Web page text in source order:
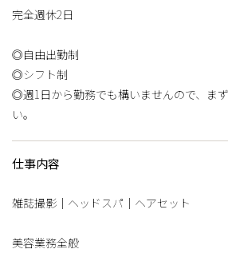
完全週休2日
◎自由出勤制
◎シフト制
◎週1日から勤務でも構いませんので、ま
い。
仕事内容
雑誌撮影｜ヘッドスパ｜ヘアセット
美容業務全般